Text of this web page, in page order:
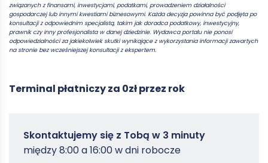
związanych z finansami, inwestycjami, podatkami, prowadzeniem działalności
gospodarczej lub innymi kwestiami biznesowymi. Każda decyzja powinna być podjęta po
konsultacji z odpowiednim specjalistą, takim jak doradca podatkowy, inwestycyjny,
prawnik czy inny profesjonalista w danej dziedzinie. Wydawca portalu nie ponosi
odpowiedzialności za jakiekolwiek skutki wynikające z wykorzystania informacji zawartych
na stronie bez wcześniejszej konsultacji z ekspertem.
Terminal płatniczy za 0zł przez rok
Zamowterminal
Poradniki
Skontaktujemy się z Tobą w 3 minuty
między 8:00 a 16:00 w dni robocze